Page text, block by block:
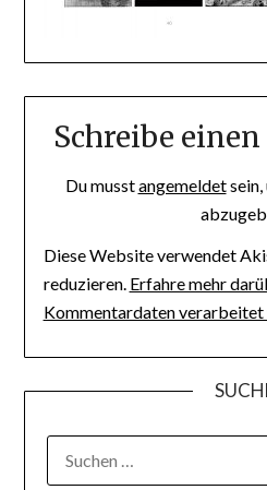
Schreibe
Du musstangemeldetsein,
Diese Website verwendet
reduzieren. Erfahre mehr
Kommentardaten verarbeitet